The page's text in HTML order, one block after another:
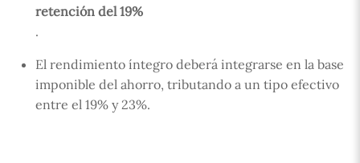
retención del 19%
.
El rendimiento íntegro deberá integrarse en la base
imponible del ahorro, tributando a un tipo efectivo
entre el 19% y 23%.